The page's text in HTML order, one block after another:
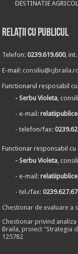
DESTINATIE
Relații cu publicul
Telefon:0239.619.600,
E-mail:
Functionarul resposabil
- Serbu Violeta,
- e-mail:
- telefon/fax:
Functionar responsabil
- Serbu Violeta,
- e-mail:
- tel./fax:
Chestionar de evaluare a
Chestionar privind
Braila, proiect "Strategia
125782